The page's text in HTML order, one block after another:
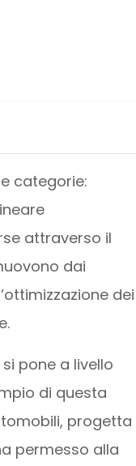
categorie:
attraverso il
dai
dei
pone a livello
di questa
progetta
permesso alla